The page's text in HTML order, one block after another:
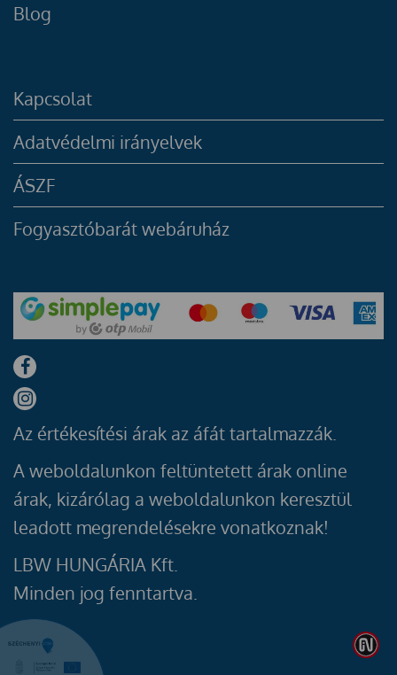
Blog
Kapcsolat
Adatvédelmi irányelvek
ÁSZF
Fogyasztóbarát webáruház
Az értékesítési árak az áfát tartalmazzák.
A weboldalunkon feltüntetett árak online
árak, kizárólag a weboldalunkon keresztül
leadott megrendelésekre vonatkoznak!
LBW HUNGÁRIA Kft.
Minden jog fenntartva.